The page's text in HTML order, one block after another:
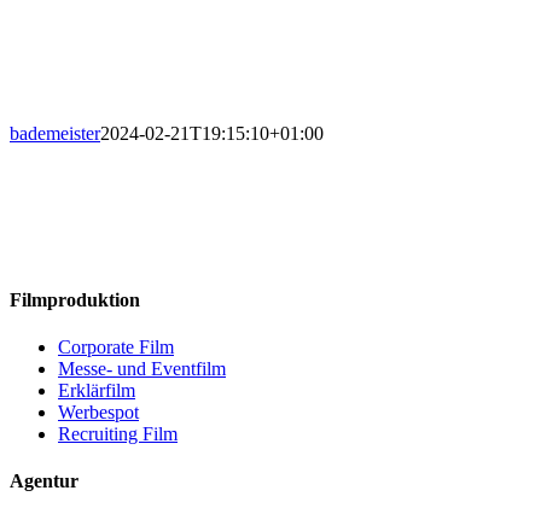
bademeister2024-02-21T19:15:10+01:00
Filmproduktion
Corporate Film
Messe- und Eventfilm
Erklärfilm
Werbespot
Recruiting Film
Agentur